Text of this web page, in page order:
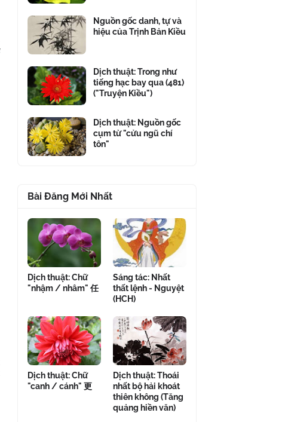
Nguồn gốc danh, tự và
hiệu của Trịnh Bản Kiều
Dịch thuật: Trong như
tiếng hạc bay qua (481)
("Truyện Kiều")
Dịch thuật: Nguồn gốc
cụm từ "cửu ngũ chí
tôn"
Bài Đăng Mới Nhất
Dịch thuật: Chữ
"nhậm / nhâm" 任
Sáng tác: Nhất
thất lệnh - Nguyệt
(HCH)
Dịch thuật: Chữ
"canh / cánh" 更
Dịch thuật: Thoái
nhất bộ hải khoát
thiên không (Tăng
quảng hiền văn)